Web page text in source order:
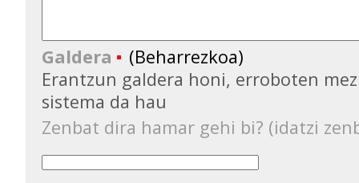
Galdera
(Beharrezkoa)
Erantzun galdera honi, erroboten
sistema da hau
Zenbat dira hamar gehi bi? (idatzi